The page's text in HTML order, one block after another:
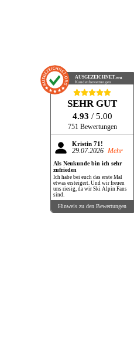
AUSGEZEICHNET.org
Kundenbewertungen
SEHR GUT
4.93 / 5.00
751 Bewertungen
Kristin 71!
29.07.2026 Mehr
Als Neukunde bin ich sehr
zufrieden
Ich habe bei euch das erste Mal
etwas ersteigert. Und wir freuen
uns riesig, da wir Ski Alpin Fans
sind.
Hinweis zu den Bewertungen